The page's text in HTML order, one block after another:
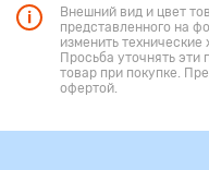
Внешний вид и цвет
представленного на
изменить
Просьба уточнять
товар при покупке.
офертой.